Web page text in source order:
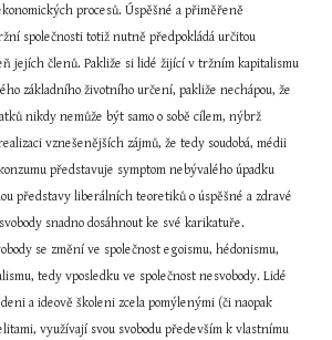
procesů. Úspěšné a přiměřeně
společnosti totiž nutně předpokládá určitou
jejích členů. Pakliže si lidé žijící v tržním kapitalismu
základního životního určení, pakliže nechápou, že
nikdy nemůže být samo o sobě cílem, nýbrž
vznešenějších zájmů, že tedy soudobá, médii
představuje symptom nebývalého úpadku
představy liberálních teoretiků o úspěšné a zdravé
snadno dosáhnout ke své karikatuře.
se změní ve společnost egoismu, hédonismu,
tedy vposledku ve společnost nesvobody. Lidé
a ideově školeni zcela pomýlenými (či naopak
využívají svou svobodu především k vlastnímu